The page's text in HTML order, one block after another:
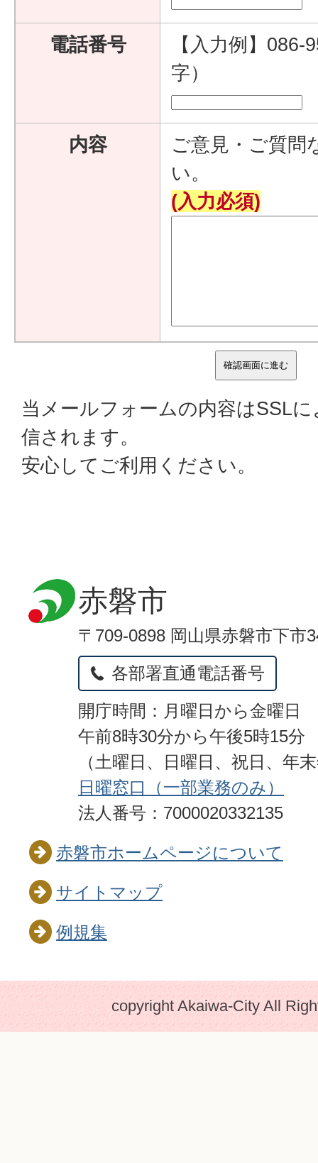
電話番号
【入力例】
字）
内容
ご意見・ご質問
い。
(入力必須)
当メールフォームの内容はSSL
信されます。
安心してご利用ください。
赤磐市
〒709-0898 岡山県赤磐市下市
各部署直通電話番号
開庁時間：月曜日から金曜日
午前8時30分から午後5時15分
（土曜日、日曜日、祝日、年
日曜窓口（一部業務のみ）
法人番号：7000020332135
赤磐市ホームページについて
サイトマップ
例規集
copyright Akaiwa-City All